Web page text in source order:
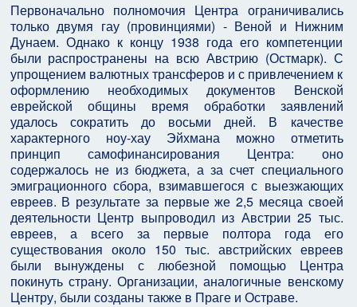
Первоначально полномочия Центра ограничивались
только двумя гау (провинциями) - Веной и Нижним
Дунаем. Однако к концу 1938 года его компетенции
были распространены на всю Австрию (Остмарк). С
упрощением валютных трансферов и с привлечением к
оформлению необходимых документов Венской
еврейской общины время обработки заявлений
удалось сократить до восьми дней. В качестве
характерного ноу-хау Эйхмана можно отметить
принцип самофинансирования Центра: оно
содержалось не из бюджета, а за счет специального
эмиграционного сбора, взимавшегося с выезжающих
евреев. В результате за первые же 2,5 месяца своей
деятельности Центр выпроводил из Австрии 25 тыс.
евреев, а всего за первые полтора года его
существования около 150 тыс. австрийских евреев
были вынуждены с любезной помощью Центра
покинуть страну. Организации, аналогичные венскому
Центру, были созданы также в Праге и Остраве.